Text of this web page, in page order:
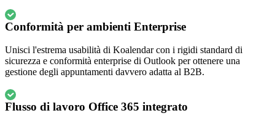
Conformità per ambienti Enterprise
Unisci l'estrema usabilità di Koalendar con i rigidi standard di
sicurezza e conformità enterprise di Outlook per ottenere una
gestione degli appuntamenti davvero adatta al B2B.
Flusso di lavoro Office 365 integrato